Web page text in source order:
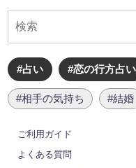
#占い #恋の行方占い
#相手の気持ち #結婚
ご利用ガイド
よくある質問